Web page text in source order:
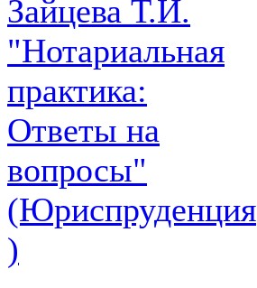
Зайцева Т.И.
"Нотариальная
практика:
Ответы на
вопросы"
(Юриспруденция
)